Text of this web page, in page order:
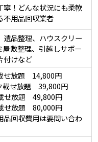
寧！どんな状況にも柔軟
不用品回収業者
遺品整理、ハウスクリー
屋敷整理、引越しサポー
付けなど
せ放題 14,800円
載せ放題 39,800円
せ放題 49,800円
せ放題 80,000円
回収費用は要問い合わ